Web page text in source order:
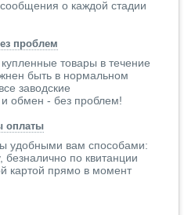
о каждой стадии
проблем
товары в течение
быть в нормальном
заводские
и обмен - без проблем!
оплаты
удобными вам способами:
безналично по квитанции
картой прямо в момент